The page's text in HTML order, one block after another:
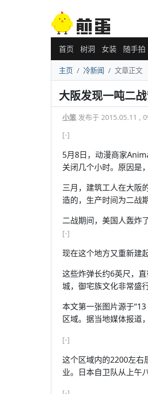
首页 树洞 女装 随手拍
主页 冷新闻 文章正文
大阪发现一吨二
小笨 发布于 2015.05.11 ,
[-]
5月8日，动漫商家
关闭几个小时。原因是
三月，建筑工人在大阪
造的，生产时间为二战
二战期间，美国人轰炸
[-]
现在这个地方又重新建
这些炸弹长约6英尺，
城，御宅族文化非常盛
本文第一张图片源于
区域。据当地媒体报道
[-]
这个区域内的2200左右
业。日本自卫队从上午